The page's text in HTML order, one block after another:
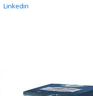
Linkedin